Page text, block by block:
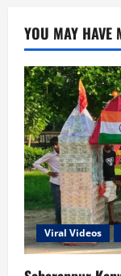
YOU MAY HAVE
Viral Videos